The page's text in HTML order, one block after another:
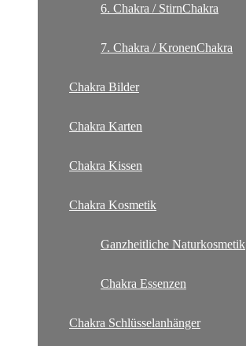
6. Chakra / StirnChakra
7. Chakra / KronenChakra
Chakra Bilder
Chakra Karten
Chakra Kissen
Chakra Kosmetik
Ganzheitliche Naturkosmetik
Chakra Essenzen
Chakra Schlüsselanhänger